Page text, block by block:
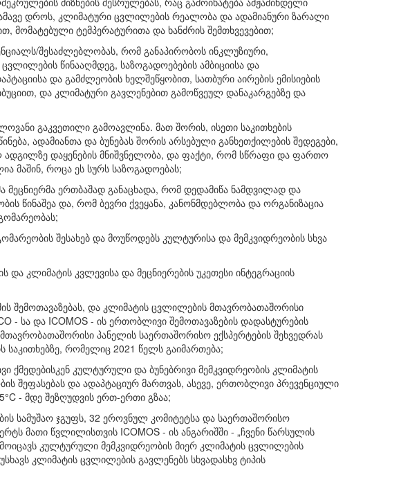
დროს, კლიმატური ცვლილების რეალობა და ადამიანური ზარალი
მომატებული ტემპერატურითა და ხანძრის შემთხვევებით;
შესაძლებლობას, რომ განაპირობოს ინკლუზიური,
წინააღმდეგ, საზოგადოებების ამბიციისა და
და გამძლეობის ხელშეწყობით, სათბური აირების ემისიების
და კლიმატური გავლენებით გამოწვეულ დანაკარგებზე და
გაკვეთილი გამოავლინა. მათ შორის, ისეთი საკითხების
ადამიანთა და ბუნებას შორის არსებული განხეთქილების შედეგები,
ადგილზე დაყენების მნიშვნელობა, და ფაქტი, რომ სწრაფი და ფართო
მაშინ, როცა ეს სურს საზოგადოებას;
მეცნიერმა ერთბაშად განაცხადა, რომ დედამიწა ნამდვილად და
წინაშეა და, რომ ბევრი ქვეყანა, კანონმდებლობა და ორგანიზაცია
შესახებ და მოუწოდებს კულტურისა და მემკვიდრეობის სხვა
კლიმატის კვლევისა და მეცნიერების უკეთესი ინტეგრაციის
შემოთავაზებას, და კლიმატის ცვლილების მთავრობათაშორისი
- სა და ICOMOS - ის ერთობლივი შემოთავაზების დადასტურების
პანელის საერთაშორისო ექსპერტების შეხვედრას
რომელიც 2021 წელს გაიმართება;
ქმედებისკენ კულტურული და ბუნებრივი მემკვიდრეობის კლიმატის
შეფასებას და ადაპტაციურ მართვას, ასევე, ერთობლივი პრევენციული
- მდე შეზღუდვის ერთ-ერთი გზაა;
სამუშაო ჯგუფს, 32 ეროვნულ კომიტეტსა და საერთაშორისო
მათი წვლილისთვის ICOMOS - ის ანგარიშში - „ჩვენი წარსულის
კულტურული მემკვიდრეობის მიერ კლიმატის ცვლილების
კლიმატის ცვლილების გავლენებს სხვადასხვ ტიპის